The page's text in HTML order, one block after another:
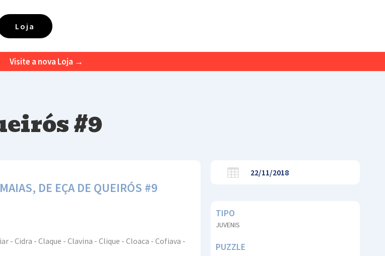
Loja
Visite a nova Loja →
#9
DE EÇA DE QUEIRÓS #9
- Cidra - Claque - Clavina - Clique - Cloaca - Cofiava -
22/11/2018
TIPO
JUVENIS
PUZZLE